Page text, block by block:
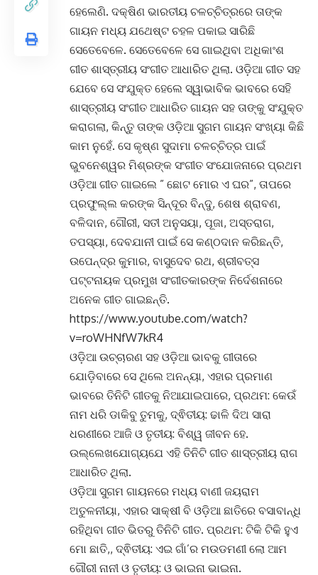
ହେଲେଣି. ଦକ୍ଷିଣ ଭାରତୀୟ ଚଳଚ୍ଚିତ୍ରରେ ତାଙ୍କ
ଗାୟନ ମଧ୍ୟ ଯଥେଷ୍ଟ ଚହଳ ପକାଇ ସାରିଛି
ସେତେବେଳେ. ସେତେବେଳେ ସେ ଗାଇଥିବା ଅଧିକାଂଶ
ଗୀତ ଶାସ୍ତ୍ରୀୟ ସଂଗୀତ ଆଧାରିତ ଥିଲା. ଓଡ଼ିଆ ଗୀତ ସହ
ଯେବେ ସେ ସଂଯୁକ୍ତ ହେଲେ ସ୍ୱାଭାବିକ ଭାବରେ ସେହି
ଶାସ୍ତ୍ରୀୟ ସଂଗୀତ ଆଧାରିତ ଗାୟନ ସହ ତାଙ୍କୁ ସଂଯୁକ୍ତ
କରାଗଲା, କିନ୍ତୁ ତାଙ୍କ ଓଡ଼ିଆ ସୁଗମ ଗାୟନ ସଂଖ୍ୟା କିଛି
କାମ ନୁହେଁ. ସେ କୃଷ୍ଣ ସୁଦାମା ଚଳଚ୍ଚିତ୍ର ପାଇଁ
ଭୁବନେଶ୍ୱର ମିଶ୍ରଙ୍କ ସଂଗୀତ ସଂଯୋଜନାରେ ପ୍ରଥମ
ଓଡ଼ିଆ ଗୀତ ଗାଇଲେ ” ଛୋଟ ମୋର ଏ ଘର”, ତାପରେ
ପ୍ରଫୁଲ୍ଲ କରଙ୍କ ସିନ୍ଦୂର ବିନ୍ଦୁ, ଶେଷ ଶ୍ରାବଣ,
ବଳିଦାନ, ଗୌରୀ, ସତୀ ଅନୁସୟା, ପୂଜା, ଅସ୍ତରାଗ,
ତପସ୍ୟା, ଦେବଯାନୀ ପାଇଁ ସେ କଣ୍ଠଦାନ କରିଛନ୍ତି,
ଉପେନ୍ଦ୍ର କୁମାର, ବାସୁଦେବ ରଥ, ଶ୍ରୀବତ୍ସ
ପଟ୍ଟନାୟକ ପ୍ରମୁଖ ସଂଗୀତକାରଙ୍କ ନିର୍ଦେଶନାରେ
ଅନେକ ଗୀତ ଗାଇଛନ୍ତି.
https://www.youtube.com/watch?
v=roWHNfW7kR4
ଓଡ଼ିଆ ଉଚ୍ଚାରଣ ସହ ଓଡ଼ିଆ ଭାବକୁ ଗୀତାରେ
ଯୋଡ଼ିବାରେ ସେ ଥିଲେ ଅନନ୍ୟା, ଏହାର ପ୍ରମାଣ
ଭାବରେ ତିନିଟି ଗୀତକୁ ନିଆଯାଇପାରେ, ପ୍ରଥମ: କେଉଁ
ନାମ ଧରି ଡାକିବୁ ତୁମକୁ, ଦ୍ଵିତୀୟ: ଢାଳି ଦିଅ ସାରା
ଧରଣୀରେ ଆଜି ଓ ତୃତୀୟ: ବିଶ୍ୱ ଜୀବନ ହେ.
ଉଲ୍ଲେଖଯୋଗ୍ୟଯେ ଏହି ତିନିଟି ଗୀତ ଶାସ୍ତ୍ରୀୟ ରାଗ
ଆଧାରିତ ଥିଲା.
ଓଡ଼ିଆ ସୁଗମ ଗାୟନରେ ମଧ୍ୟ ବାଣୀ ଜୟରାମ
ଅତୁଳନୀୟା, ଏହାର ସାକ୍ଷୀ ବି ଓଡ଼ିଆ ଛାତିରେ ବସାବାନ୍ଧି
ରହିଥିବା ଗୀତ ଭିତରୁ ତିନିଟି ଗୀତ. ପ୍ରଥମ: ଟିକି ଟିକି ହୁଏ
ମୋ ଛାତି,, ଦ୍ଵିତୀୟ: ଏଇ ଗାଁ’ର ମଉଡମଣୀ ଲୋ ଆମ
ଗୌରୀ ନାନୀ ଓ ତୃତୀୟ: ଓ ଭାଇନା ଭାଇନା.